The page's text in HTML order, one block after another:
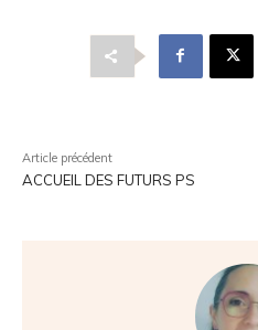
Article précédent
ACCUEIL DES FUTURS PS